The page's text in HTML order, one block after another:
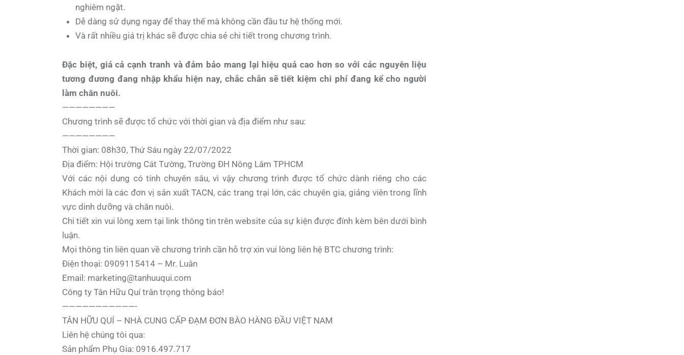
nghiêm ngặt.
Dễ dàng sử dụng ngay để thay thế mà không cần đầu tư hệ thống mới.
Và rất nhiều giá trị khác sẽ được chia sẻ chi tiết trong chương trình.
Đặc biệt, giá cả cạnh tranh và đảm bảo mang lại hiệu quả cao hơn so với các nguyên liệu
tương đương đang nhập khẩu hiện nay, chắc chắn sẽ tiết kiệm chi phí đang kể cho người
làm chăn nuôi.
————————
Chương trình sẽ được tổ chức với thời gian và địa điểm như sau:
————————
Thời gian: 08h30, Thứ Sáu ngày 22/07/2022
Địa điểm: Hội trường Cát Tường, Trường ĐH Nông Lâm TPHCM
Với các nội dung có tính chuyên sâu, vì vậy chương trình được tổ chức dành riêng cho các
Khách mời là các đơn vị sản xuất TACN, các trang trại lớn, các chuyên gia, giảng viên trong lĩnh
vực dinh dưỡng và chăn nuôi.
Chi tiết xin vui lòng xem tại link thông tin trên website của sự kiện được đính kèm bên dưới bình
luận.
Mọi thông tin liên quan về chương trình cần hỗ trợ xin vui lòng liên hệ BTC chương trình:
Điện thoại: 0909115414 – Mr. Luân
Email: marketing@tanhuuqui.com
Công ty Tân Hữu Quí trân trọng thông báo!
———————————-
TÂN HỮU QUÍ – NHÀ CUNG CẤP ĐẠM ĐƠN BÀO HÀNG ĐẦU VIỆT NAM
Liên hệ chúng tôi qua:
Sản phẩm Phụ Gia: 0916.497.717